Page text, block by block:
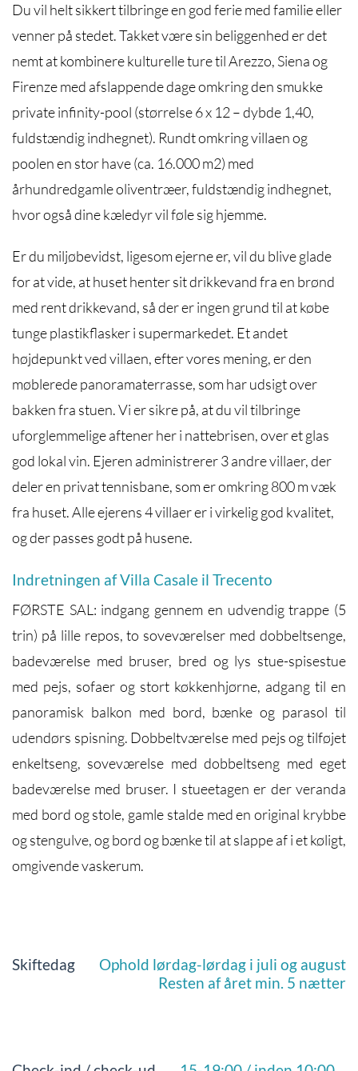
Du vil helt sikkert tilbringe en god ferie med familie eller
venner på stedet. Takket være sin beliggenhed er det
nemt at kombinere kulturelle ture til Arezzo, Siena og
Firenze med afslappende dage omkring den smukke
private infinity-pool (størrelse 6 x 12 – dybde 1,40,
fuldstændig indhegnet). Rundt omkring villaen og
poolen en stor have (ca. 16.000 m2) med
århundredgamle oliventræer, fuldstændig indhegnet,
hvor også dine kæledyr vil føle sig hjemme.
Er du miljøbevidst, ligesom ejerne er, vil du blive glade
for at vide, at huset henter sit drikkevand fra en brønd
med rent drikkevand, så der er ingen grund til at købe
tunge plastikflasker i supermarkedet. Et andet
højdepunkt ved villaen, efter vores mening, er den
møblerede panoramaterrasse, som har udsigt over
bakken fra stuen. Vi er sikre på, at du vil tilbringe
uforglemmelige aftener her i nattebrisen, over et glas
god lokal vin. Ejeren administrerer 3 andre villaer, der
deler en privat tennisbane, som er omkring 800 m væk
fra huset. Alle ejerens 4 villaer er i virkelig god kvalitet,
og der passes godt på husene.
Indretningen af Villa Casale il Trecento
FØRSTE SAL: indgang gennem en udvendig trappe (5
trin) på lille repos, to soveværelser med dobbeltsenge,
badeværelse med bruser, bred og lys stue-spisestue
med pejs, sofaer og stort køkkenhjørne, adgang til en
panoramisk balkon med bord, bænke og parasol til
udendørs spisning. Dobbeltværelse med pejs og tilføjet
enkeltseng, soveværelse med dobbeltseng med eget
badeværelse med bruser. I stueetagen er der veranda
med bord og stole, gamle stalde med en original krybbe
og stengulve, og bord og bænke til at slappe af i et køligt,
omgivende vaskerum.
Skiftedag
Ophold lørdag-lørdag i juli og august
Resten af året min. 5 nætter